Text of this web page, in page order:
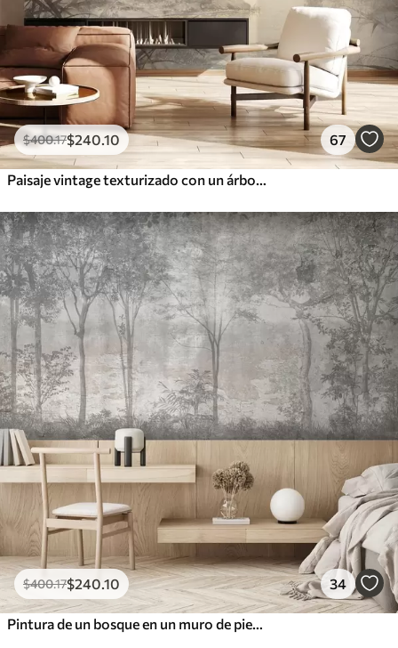
$400.17$240.10 67
Paisaje vintage texturizado con un árbol cerca de un río y un cielo nublado, arte de la naturaleza en tonos sepia
$400.17$240.10 34
Pintura de un bosque en un muro de piedra